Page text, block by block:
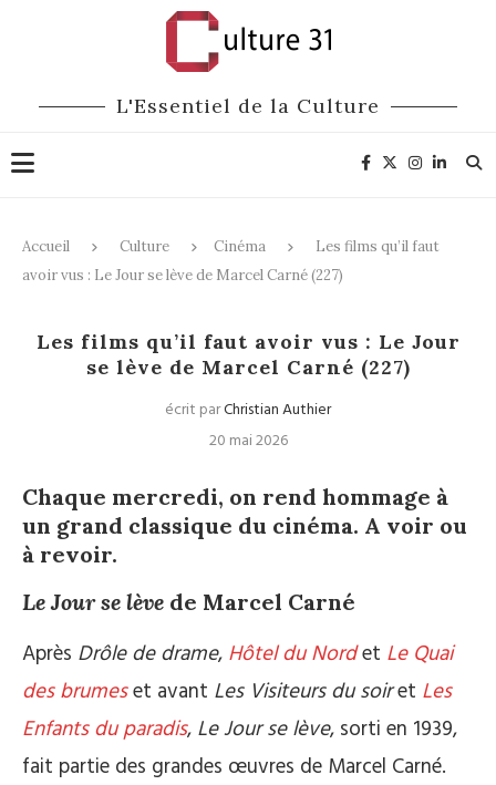
L'Essentiel de la Culture
Accueil Culture Cinéma
Les films qu’il faut
avoir vus : Le Jour se lève de Marcel Carné (227)
Les films qu’il faut avoir vus : Le Jour
se lève de Marcel Carné (227)
écrit parChristian Authier
20 mai 2026
Chaque mercredi, on rend hommage à
un grand classique du cinéma. A voir ou
à revoir.
Le Jour se lève de Marcel Carné
Après Drôle de drame, Hôtel du Nordet Le Quai
des brumeset avant Les Visiteurs du soiret Les
Enfants du paradis, Le Jour se lève, sorti en 1939,
fait partie des grandes œuvres de Marcel Carné.